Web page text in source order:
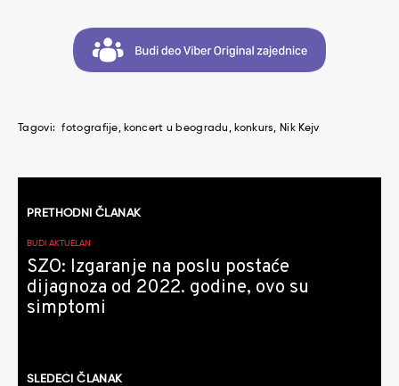
Tagovi: fotografije koncert u beogradu konkurs Nik Kejv
članaka
PRETHODNI ČLANAK
BUDI AKTUELAN
SZO: Izgaranje na poslu postaće
dijagnoza od 2022. godine, ovo su
simptomi
SLEDEĆI ČLANAK